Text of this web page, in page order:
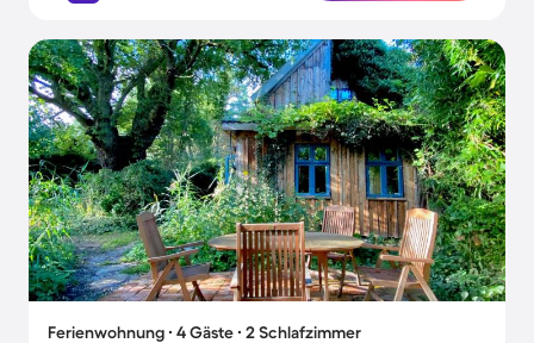
Ferienwohnung ∙ 4 Gäste ∙ 2 Schlafzimmer